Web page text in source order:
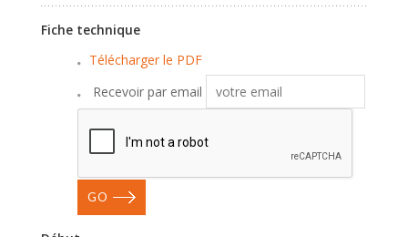
Fiche technique
Télécharger le PDF
Recevoir par email
GO